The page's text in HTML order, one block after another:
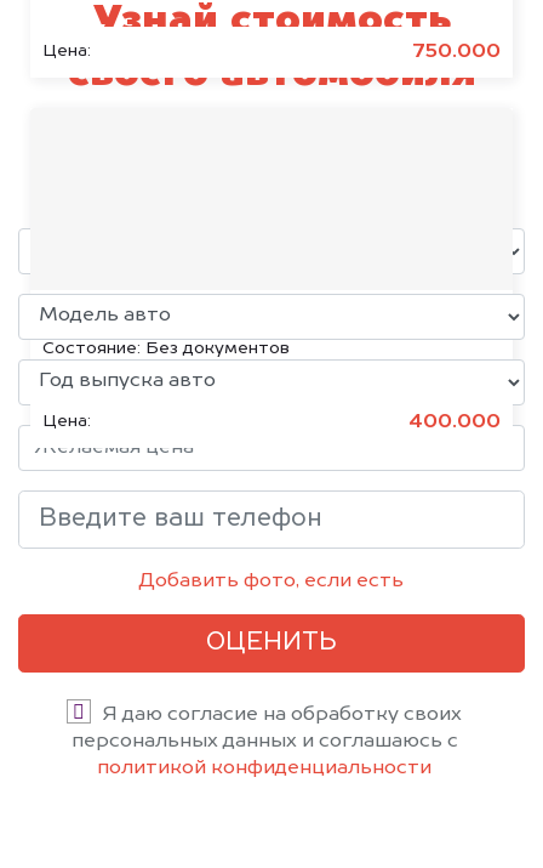
Цена: 750.000
Volkswagen Jetta, 2015
Состояние: Без документов
Цена: 400.000
Узнай стоимость
своего автомобиля
Добавить фото, если есть
ОЦЕНИТЬ
Я даю согласие на обработку своих
персональных данных и соглашаюсь с
политикой конфиденциальности